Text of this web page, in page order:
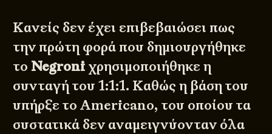
Κανείς δεν έχει επιβεβαιώσει πως
την πρώτη φορά που δημιουργήθηκε
το Negroni χρησιμοποιήθηκε η
συνταγή του 1:1:1. Καθώς η βάση του
υπήρξε το Americano, του οποίου τα
συστατικά δεν αναμειγνύονταν όλα